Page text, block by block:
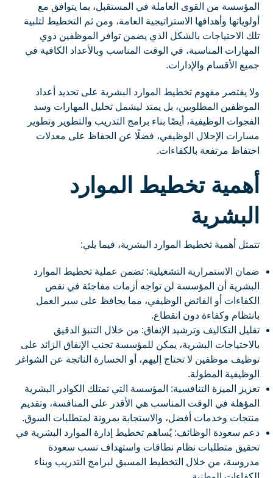
المؤسسة من القوى العاملة في المستقبل، بما يتوافق مع
أولوياتها وأهدافها الاستراتيجية العامة، ومن ثم التخطيط لتلبية
تلك الاحتياجات بالشكل الذي يضمن توافر الموظفين ذوي
المهارات المناسبة، في الوقت المناسب وبالأعداد الكافية في
جميع الأقسام والإدارات.
ولا يقتصر مفهوم تخطيط الموارد البشرية على تحديد أعداد
الموظفين المطلوبين، بل يمتد ليشمل تحليل المهارات وسد
الفجوات الوظيفية، أيضًا بناء برامج التدريب والتطوير وتطوير
مسارات الإحلال الوظيفي، فضلًا عن الحفاظ على معدلات
احتفاظ مرتفعة بالكفاءات.
أهمية تخطيط الموارد
البشرية
تتمثل أهمية تخطيط الموارد البشرية، فيما يلي:
ضمان الاستمرارية التشغيلية: تضمن عملية تخطيط الموارد
البشرية أن المؤسسة لن تواجه أزمات مفاجئة في نقص
الكفاءات أو الفائض الوظيفي، مما يحافظ على سير العمل
بانتظام وكفاءة دون انقطاع.
تقليل التكاليف وترشيد الإنفاق: من خلال التنبؤ الدقيق
بالاحتياجات البشرية، يمكن للمؤسسة تجنب الإنفاق الزائد على
توظيف موظفين لا تحتاج إليهم، أو الخسارة الناتجة عن الشواغر
الوظيفية المطولة.
تعزيز الميزة التنافسية: المؤسسة التي تمتلك الكوادر البشرية
المؤهلة في الوقت المناسب هي الأقدر على المنافسة، وتقديم
منتجات وخدمات أفضل، والاستجابة بمرونة لمتطلبات السوق.
دعم سعودة الوظائف: يُساهم تخطيط إدارة الموارد البشرية في
تحقيق متطلبات نظام نطاقات واستهداف نسب سعودة
مدروسة، من خلال التخطيط المسبق لبرامج التدريب وبناء